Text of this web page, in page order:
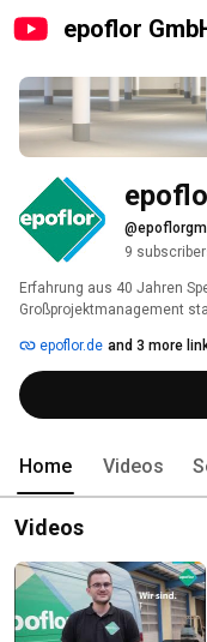
epoflor
9
Erfahrung aus 40 Jahren
Großprojektmanagement
Leistungen konsequent fort.
Geschäftsleitung genauso
Bauleiter und geschulte
auf dem neuesten Stand
epoflor.de and 3 more
Home Videos
Videos